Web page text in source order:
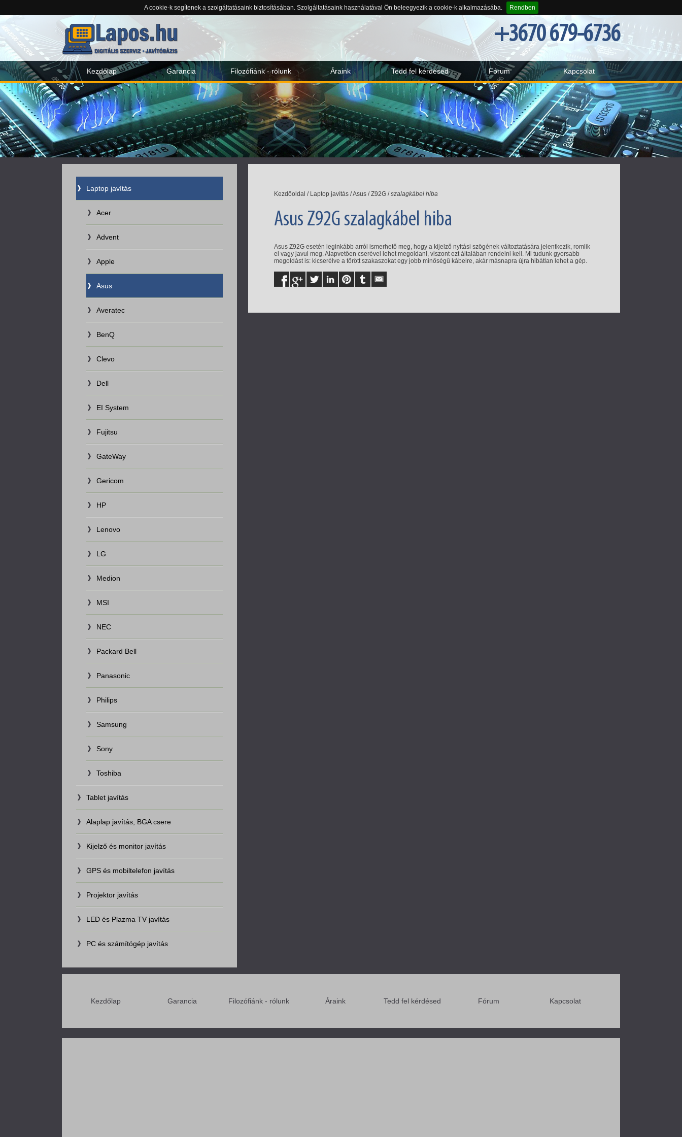
A cookie-k segítenek a szolgáltatásaink biztosításában. Szolgáltatásaink használatával Ön beleegyezik a cookie-k alkalmazásába. Rendben
+3670 679-6736
Kezdőlap Garancia Filozófiánk - rólunk Áraink Tedd fel kérdésed Fórum Kapcsolat
Laptop javítás
Acer
Advent
Apple
Asus
Averatec
BenQ
Clevo
Dell
EI System
Fujitsu
GateWay
Gericom
HP
Lenovo
LG
Medion
MSI
NEC
Packard Bell
Panasonic
Philips
Samsung
Sony
Toshiba
Tablet javítás
Alaplap javítás, BGA csere
Kijelző és monitor javítás
GPS és mobiltelefon javítás
Projektor javítás
LED és Plazma TV javítás
PC és számítógép javítás
Kezdőoldal / Laptop javítás/Asus/Z92G/szalagkábel hiba
Asus Z92G szalagkábel hiba
Asus Z92G esetén leginkább arról ismerhető meg, hogy a kijelző nyitási szögének változtatására jelentkezik, romlik
el vagy javul meg. Alapvetően cserével lehet megoldani, viszont ezt általában rendelni kell. Mi tudunk gyorsabb
megoldást is: kicserélve a törött szakaszokat egy jobb minőségű kábelre, akár másnapra újra hibátlan lehet a gép.
Kezdőlap Garancia Filozófiánk - rólunk Áraink Tedd fel kérdésed Fórum Kapcsolat